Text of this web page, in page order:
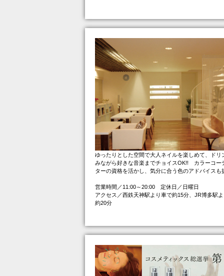
ゆったりとした空間で大人ネイルを楽しめて、ドリ
みながら好きな音楽までチョイスOK!! カラーコー
ターの資格を活かし、気分に合う色のアドバイスも
営業時間／11:00～20:00 定休日／日曜日
アクセス／西鉄天神駅より車で約15分、JR博多駅
約20分